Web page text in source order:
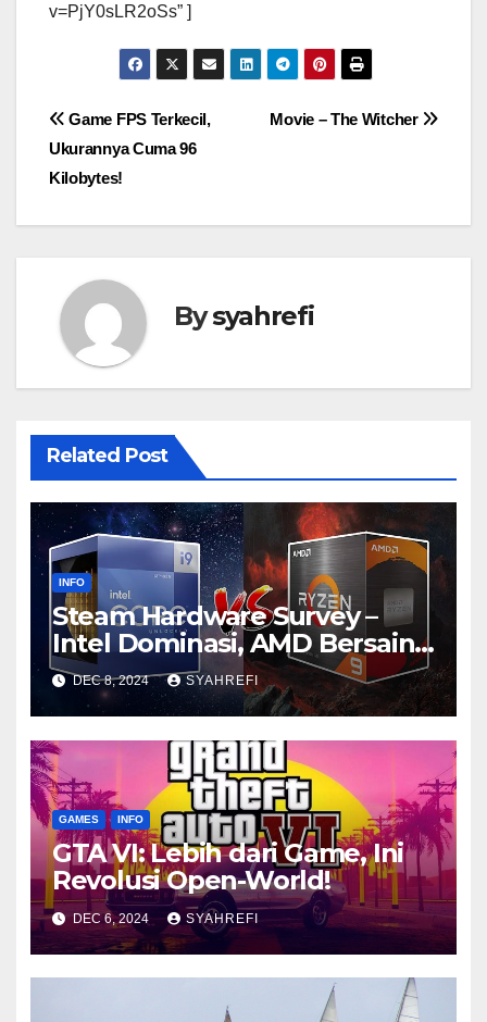
v=PjY0sLR2oSs” ]
Post
navigation
Movie – The Witcher
Game FPS Terkecil,
Ukurannya Cuma 96
Kilobytes!
Bysyahrefi
Related Post
INFO
Steam Hardware Survey –
Intel Dominasi, AMD Bersaing
Ketat
DEC 8, 2024 SYAHREFI
GAMES INFO
GTA VI: Lebih dari Game, Ini
Revolusi Open-World!
DEC 6, 2024 SYAHREFI